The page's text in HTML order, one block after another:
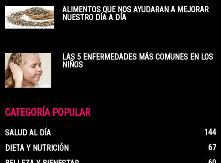
ALIMENTOS QUE NOS AYUDARAN A MEJORAR
NUESTRO DÍA A DÍA
LAS 5 ENFERMEDADES MÁS COMUNES EN LOS
NIÑOS
CATEGORÍA POPULAR
SALUD AL DÍA
144
DIETA Y NUTRICIÓN
67